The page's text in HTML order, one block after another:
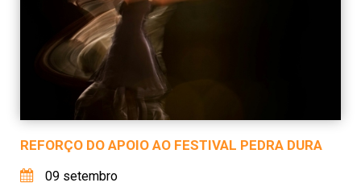
REFORÇO DO APOIO AO FESTIVAL PEDRA DURA
09 setembro